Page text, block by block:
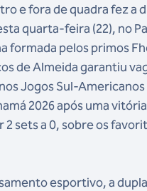
e fora de quadra fez a
quarta-feira (22), no
formada pelos primos
de Almeida garantiu
Jogos Sul-Americanos
2026 após uma vitória
2 sets a 0, sobre os
esportivo, a